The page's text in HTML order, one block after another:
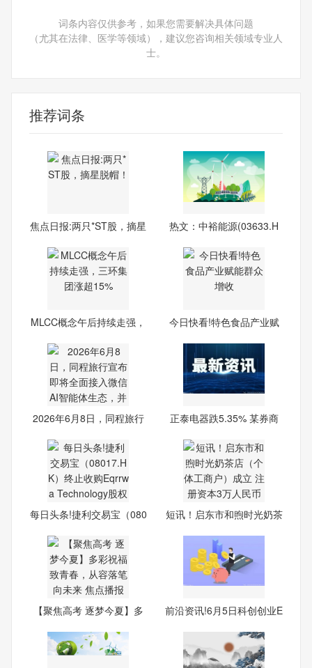
词条内容仅供参考，如果您需要解决具体问题
（尤其在法律、医学等领域），建议您咨询相关领域专业人
士。
推荐词条
焦点日报:两只*ST股，摘星
热文：中裕能源(03633.H
MLCC概念午后持续走强，
今日快看!特色食品产业赋
2026年6月8日，同程旅行
正泰电器跌5.35% 某券商
每日头条!捷利交易宝（080
短讯！启东市和煦时光奶茶
【聚焦高考 逐梦今夏】多
前沿资讯!6月5日科创创业E